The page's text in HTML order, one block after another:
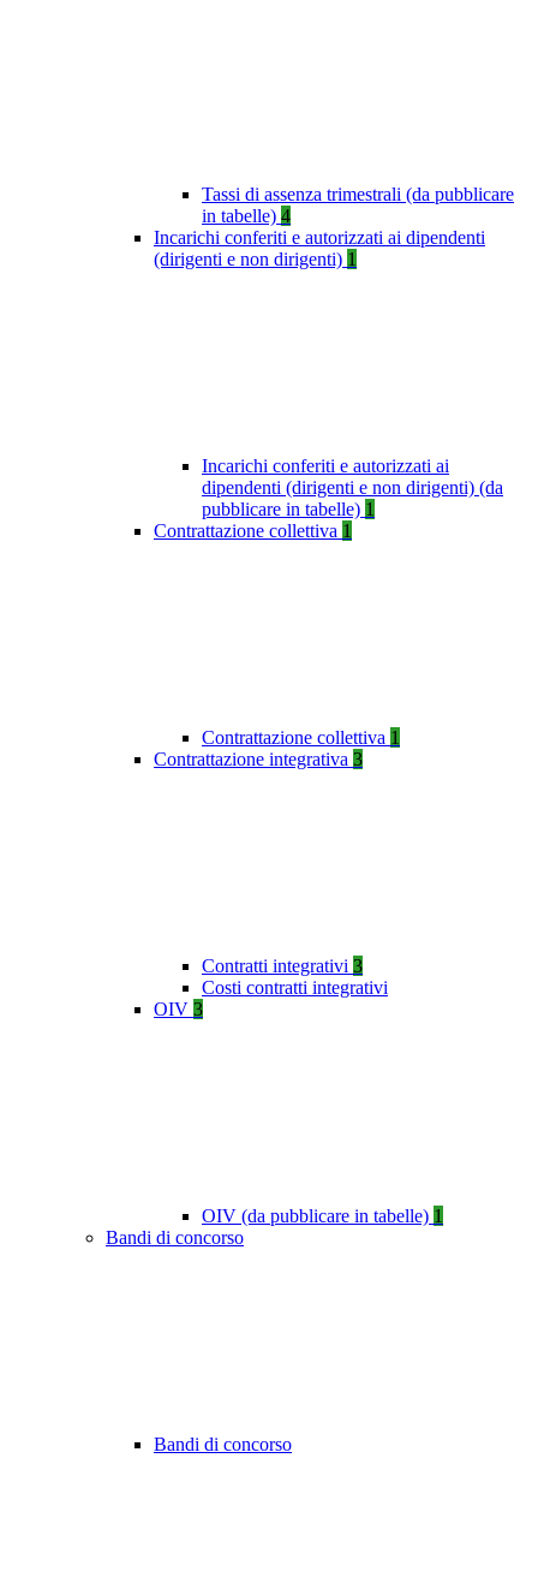
Tassi di assenza trimestrali (da pubblicare
in tabelle) 4
Incarichi conferiti e autorizzati ai dipendenti
(dirigenti e non dirigenti) 1
Incarichi conferiti e autorizzati ai
dipendenti (dirigenti e non dirigenti) (da
pubblicare in tabelle) 1
Contrattazione collettiva 1
Contrattazione collettiva 1
Contrattazione integrativa 3
Contratti integrativi 3
Costi contratti integrativi
OIV 3
OIV (da pubblicare in tabelle) 1
Bandi di concorso
Bandi di concorso